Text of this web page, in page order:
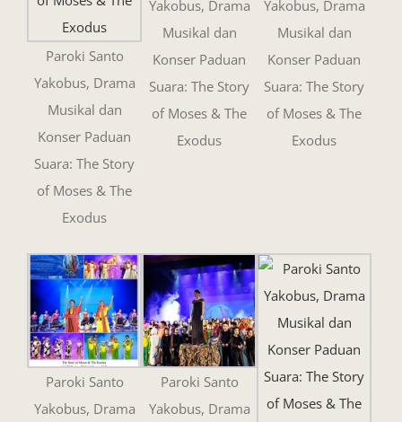
Paroki Santo
Yakobus, Drama
Musikal dan
Konser Paduan
Suara: The Story
of Moses & The
Exodus
Yakobus, Drama
Musikal dan
Konser Paduan
Suara: The Story
of Moses & The
Exodus
Yakobus, Drama
Musikal dan
Konser Paduan
Suara: The Story
of Moses & The
Exodus
Paroki Santo
Yakobus, Drama
Paroki Santo
Yakobus, Drama